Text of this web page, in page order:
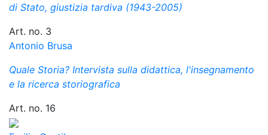
di Stato, giustizia tardiva (1943-2005)
Art. no. 3
Antonio Brusa
Quale Storia? Intervista sulla didattica, l'insegnamento
e la ricerca storiografica
Art. no. 16